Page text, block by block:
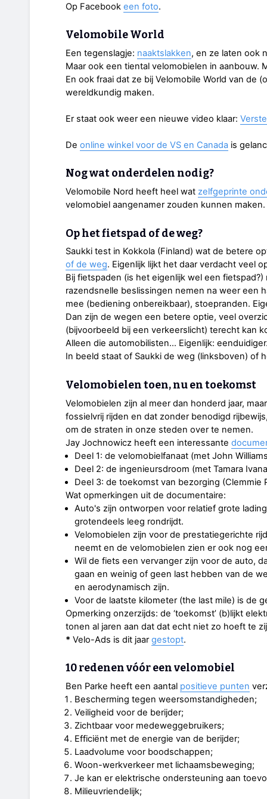
Op Facebook een foto.
Velomobile World
Een tegenslagje: naaktslakken, en ze laten ook
Maar ook een tiental velomobielen in aanbouw.
En ook fraai dat ze bij Velomobile World van de
wereldkundig maken.
Er staat ook weer een nieuwe video klaar:
De online winkel voor de VS en Canada is
Nog wat onderdelen nodig?
Velomobile Nord heeft heel wat zelfgeprinte
velomobiel aangenamer zouden kunnen maken.
Op het fietspad of de weg?
Saukki test in Kokkola (Finland) wat de betere
of de weg. Eigenlijk lijkt het daar verdacht veel
Bij fietspaden (is het eigenlijk wel een
razendsnelle beslissingen nemen na weer een
mee (bediening onbereikbaar), stoepranden.
Dan zijn de wegen een betere optie, veel
(bijvoorbeeld bij een verkeerslicht) terecht kan
Alleen die automobilisten… Eigenlijk:
In beeld staat of Saukki de weg (linksboven) of
Velomobielen toen, nu en toekomst
Velomobielen zijn al meer dan honderd jaar,
fossielvrij rijden en dat zonder benodigd
om de straten in onze steden over te nemen.
Jay Jochnowicz heeft een interessante
Deel 1: de velomobielfanaat (met John
Deel 2: de ingenieursdroom (met Tamara
Deel 3: de toekomst van bezorging (Clemmie
Wat opmerkingen uit de documentaire:
Auto's zijn ontworpen voor relatief grote
grotendeels leeg rondrijdt.
Velomobielen zijn voor de prestatiegerichte
neemt en de velomobielen zien er ook nog
Wil de fiets een vervanger zijn voor de auto,
gaan en weinig of geen last hebben van de
en aerodynamisch zijn.
Voor de laatste kilometer (the last mile) is de
Opmerking onzerzijds: de ‘toekomst’ (b)lijkt
tonen al jaren aan dat dat echt niet zo hoeft te
* Velo-Ads is dit jaargestopt.
10 redenen vóór een velomobiel
Ben Parke heeft een aantal positieve punten
Bescherming tegen weersomstandigheden;
Veiligheid voor de berijder;
Zichtbaar voor medeweggebruikers;
Efficiënt met de energie van de berijder;
Laadvolume voor boodschappen;
Woon-werkverkeer met lichaamsbeweging;
Je kan er elektrische ondersteuning aan
Milieuvriendelijk;